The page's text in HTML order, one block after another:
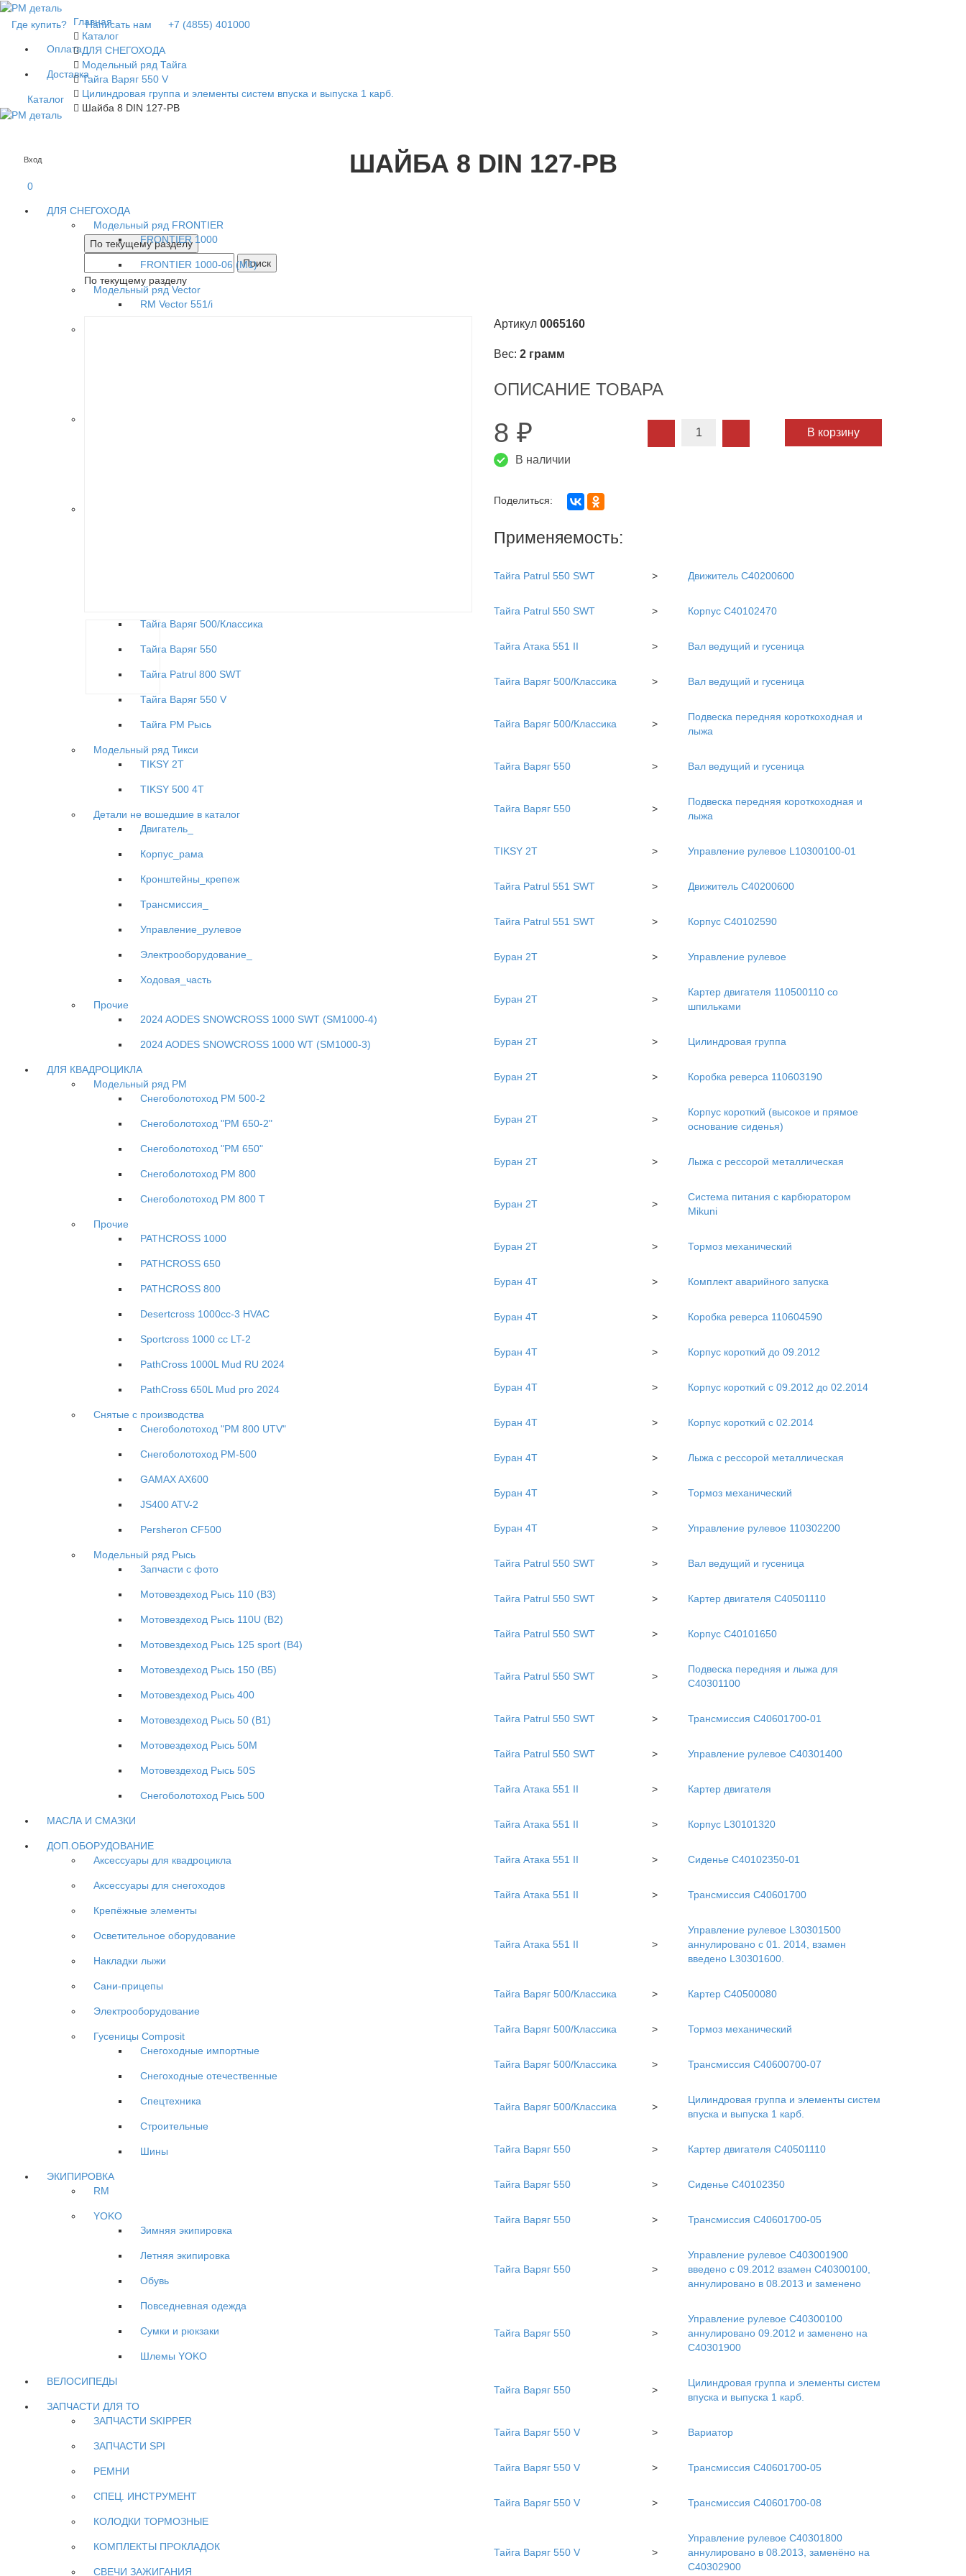
Где купить? Написать нам +7 (4855) 401000
Оплата
Доставка
Каталог
Вход
0
ДЛЯ СНЕГОХОДА
Модельный ряд FRONTIER
FRONTIER 1000
FRONTIER 1000-06 (М1)
Модельный ряд Vector
RM Vector 551/i
Тайга Варяг 500/Классика
Тайга Варяг 550
Тайга Patrul 800 SWT
Тайга Варяг 550 V
Тайга РМ Рысь
Модельный ряд Тикси
TIKSY 2T
TIKSY 500 4T
Детали не вошедшие в каталог
Двигатель_
Корпус_рама
Кронштейны_крепеж
Трансмиссия_
Управление_рулевое
Электрооборудование_
Ходовая_часть
Прочие
2024 AODES SNOWCROSS 1000 SWT (SM1000-4)
2024 AODES SNOWCROSS 1000 WT (SM1000-3)
ДЛЯ КВАДРОЦИКЛА
Модельный ряд РМ
Снегоболотоход РМ 500-2
Снегоболотоход "РМ 650-2"
Снегоболотоход "РМ 650"
Снегоболотоход РМ 800
Снегоболотоход РМ 800 Т
Прочие
PATHCROSS 1000
PATHCROSS 650
PATHCROSS 800
Desertcross 1000cc-3 HVAC
Sportcross 1000 cc LT-2
PathCross 1000L Mud RU 2024
PathCross 650L Mud pro 2024
Снятые с производства
Снегоболотоход "РМ 800 UTV"
Снегоболотоход РМ-500
GAMAX AX600
JS400 ATV-2
Persheron CF500
Модельный ряд Рысь
Запчасти с фото
Мотовездеход Рысь 110 (B3)
Мотовездеход Рысь 110U (B2)
Мотовездеход Рысь 125 sport (B4)
Мотовездеход Рысь 150 (B5)
Мотовездеход Рысь 400
Мотовездеход Рысь 50 (B1)
Мотовездеход Рысь 50M
Мотовездеход Рысь 50S
Снегоболотоход Рысь 500
МАСЛА И СМАЗКИ
ДОП.ОБОРУДОВАНИЕ
Аксессуары для квадроцикла
Аксессуары для снегоходов
Крепёжные элементы
Осветительное оборудование
Накладки лыжи
Сани-прицепы
Электрооборудование
Гусеницы Composit
Снегоходные импортные
Снегоходные отечественные
Спецтехника
Строительные
Шины
ЭКИПИРОВКА
RM
YOKO
Зимняя экипировка
Летняя экипировка
Обувь
Повседневная одежда
Сумки и рюкзаки
Шлемы YOKO
ВЕЛОСИПЕДЫ
ЗАПЧАСТИ ДЛЯ ТО
ЗАПЧАСТИ SKIPPER
ЗАПЧАСТИ SPI
РЕМНИ
СПЕЦ. ИНСТРУМЕНТ
КОЛОДКИ ТОРМОЗНЫЕ
КОМПЛЕКТЫ ПРОКЛАДОК
СВЕЧИ ЗАЖИГАНИЯ
Главная
Каталог
ДЛЯ СНЕГОХОДА
Модельный ряд Тайга
Тайга Варяг 550 V
Цилиндровая группа и элементы систем впуска и выпуска 1 карб.
Шайба 8 DIN 127-PB
ШАЙБА 8 DIN 127-PB
Поиск
По текущему разделу
Артикул 0065160
Вес: 2 грамм
ОПИСАНИЕ ТОВАРА
8 ₽
В наличии
В корзину
Поделиться:
Применяемость:
Тайга Patrul 550 SWT > Движитель C40200600
Тайга Patrul 550 SWT > Корпус С40102470
Тайга Атака 551 II > Вал ведущий и гусеница
Тайга Варяг 500/Классика > Вал ведущий и гусеница
Тайга Варяг 500/Классика >
Подвеска передняя короткоходная и
лыжа
Тайга Варяг 550 > Вал ведущий и гусеница
Тайга Варяг 550 >
Подвеска передняя короткоходная и
лыжа
TIKSY 2T > Управление рулевое L10300100-01
Тайга Patrul 551 SWT > Движитель C40200600
Тайга Patrul 551 SWT > Корпус С40102590
Буран 2Т > Управление рулевое
Буран 2Т >
Картер двигателя 110500110 со
шпильками
Буран 2Т > Цилиндровая группа
Буран 2Т > Коробка реверса 110603190
Буран 2Т >
Корпус короткий (высокое и прямое
основание сиденья)
Буран 2Т > Лыжа с рессорой металлическая
Буран 2Т >
Система питания с карбюратором
Mikuni
Буран 2Т > Тормоз механический
Буран 4Т > Комплект аварийного запуска
Буран 4Т > Коробка реверса 110604590
Буран 4Т > Корпус короткий до 09.2012
Буран 4Т > Корпус короткий с 09.2012 до 02.2014
Буран 4Т > Корпус короткий с 02.2014
Буран 4Т > Лыжа с рессорой металлическая
Буран 4Т > Тормоз механический
Буран 4Т > Управление рулевое 110302200
Тайга Patrul 550 SWT > Вал ведущий и гусеница
Тайга Patrul 550 SWT > Картер двигателя С40501110
Тайга Patrul 550 SWT > Корпус С40101650
Тайга Patrul 550 SWT >
Подвеска передняя и лыжа для
C40301100
Тайга Patrul 550 SWT > Трансмиссия С40601700-01
Тайга Patrul 550 SWT > Управление рулевое С40301400
Тайга Атака 551 II > Картер двигателя
Тайга Атака 551 II > Корпус L30101320
Тайга Атака 551 II > Сиденье С40102350-01
Тайга Атака 551 II > Трансмиссия С40601700
Тайга Атака 551 II >
Управление рулевое L30301500
аннулировано с 01. 2014, взамен
введено L30301600.
Тайга Варяг 500/Классика > Картер C40500080
Тайга Варяг 500/Классика > Тормоз механический
Тайга Варяг 500/Классика > Трансмиссия С40600700-07
Тайга Варяг 500/Классика >
Цилиндровая группа и элементы систем
впуска и выпуска 1 карб.
Тайга Варяг 550 > Картер двигателя С40501110
Тайга Варяг 550 > Сиденье С40102350
Тайга Варяг 550 > Трансмиссия С40601700-05
Тайга Варяг 550 >
Управление рулевое C403001900
введено с 09.2012 взамен С40300100,
аннулировано в 08.2013 и заменено
Тайга Варяг 550 >
Управление рулевое С40300100
аннулировано 09.2012 и заменено на
С40301900
Тайга Варяг 550 >
Цилиндровая группа и элементы систем
впуска и выпуска 1 карб.
Тайга Варяг 550 V > Вариатор
Тайга Варяг 550 V > Трансмиссия С40601700-05
Тайга Варяг 550 V > Трансмиссия С40601700-08
Тайга Варяг 550 V >
Управление рулевое С40301800
аннулировано в 08.2013, заменёно на
С40302900